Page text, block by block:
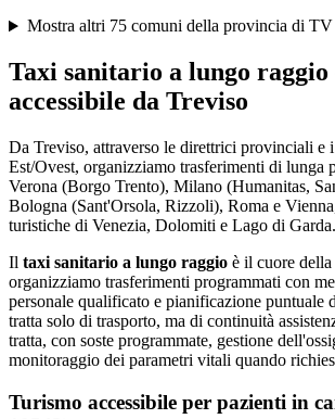
Mostra altri 75comuni della provincia di TV
Taxi sanitario a lungo raggio
accessibile da Treviso
Da Treviso, attraverso le direttrici provinciali e
Est/Ovest, organizziamo trasferimenti di lunga
Verona (Borgo Trento), Milano (Humanitas,
Bologna (Sant'Orsola, Rizzoli), Roma e
turistiche di Venezia, Dolomiti e Lago di Garda.
Il taxi sanitario a lungo raggio è il cuore
organizziamo trasferimenti programmati con
personale qualificato e pianificazione puntuale
tratta solo di trasporto, ma di continuità
tratta, con soste programmate, gestione
monitoraggio dei parametri vitali quando
Turismo accessibile per pazienti in